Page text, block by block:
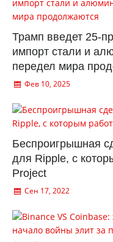
Трамп введет 25-
импорт стали и
передел мира
Фев 10, 2025
Беспроигрышная
для Ripple, с
Project
Сен 17, 2022